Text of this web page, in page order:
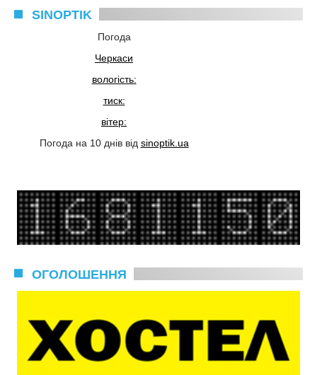
SINOPTIK
Погода
Черкаси
вологість:
тиск:
вітер:
Погода на 10 днів від sinoptik.ua
ОГОЛОШЕННЯ